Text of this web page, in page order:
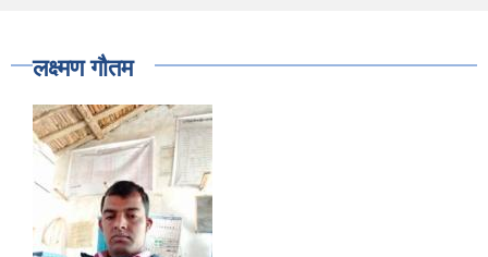
लक्ष्मण गौतम